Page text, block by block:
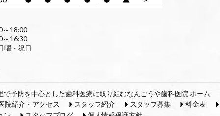
～18:00
～16:30
曜・祝日
で予防を中心とした歯科医療に取り組むなんごうや歯科医院 ホーム
院紹介・アクセス スタッフ紹介 スタッフ募集 料金表